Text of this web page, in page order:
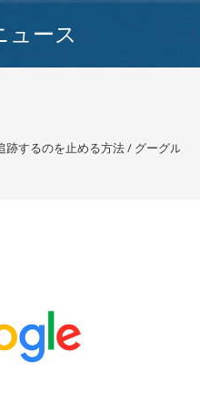
ュース
跡するのを止める方法 / グーグル